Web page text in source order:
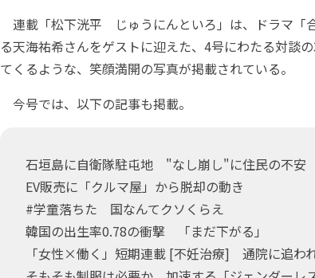
連載「松下洸平 じゅうにんといろ」は、ドラマ「
る天海祐希さんをゲストに迎えた、4号にわたる対談
てくるような、笑顔満開の写真が掲載されている。
今号では、以下の記事も掲載。
石垣島に自衛隊駐屯地 "なし崩し"に住民の不安
EV販売に「クルマ屋」から脱却の動き
#学童落ちた 国なんてクソくらえ
韓国の出生率0.78の衝撃 「まだ下がる」
「女性×働く」短期連載 [不妊治療] 通院に追わ